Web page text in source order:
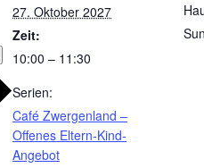
27. Oktober 2027
Zeit:
10:00 – 11:30
Serien:
Café Zwergenland –
Offenes Eltern-Kind-
Angebot